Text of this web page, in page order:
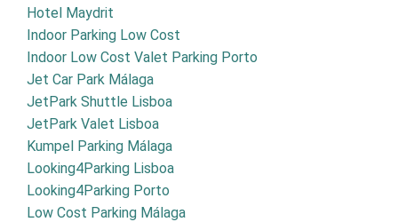
Hotel Maydrit
Indoor Parking Low Cost
Indoor Low Cost Valet Parking Porto
Jet Car Park Málaga
JetPark Shuttle Lisboa
JetPark Valet Lisboa
Kumpel Parking Málaga
Looking4Parking Lisboa
Looking4Parking Porto
Low Cost Parking Málaga